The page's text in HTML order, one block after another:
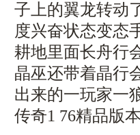
子上的翼龙转动
度兴奋状态变态
耕地里面长舟行
晶巫还带着晶行
出来的一玩家一
传奇1 76精品版